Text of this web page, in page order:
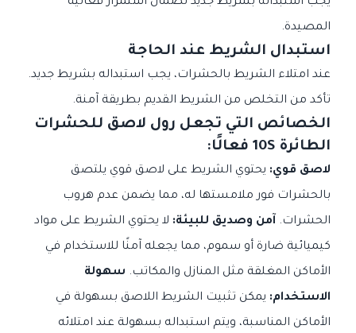
المصيدة.
استبدال الشريط عند الحاجة
عند امتلاء الشريط بالحشرات، يجب استبداله بشريط جديد.
تأكد من التخلص من الشريط القديم بطريقة آمنة.
الخصائص التي تجعل رول لاصق للحشرات
الطائرة 10S فعالًا:
لاصق قوي: يحتوي الشريط على لاصق قوي يلتصق
بالحشرات فور ملامستها له، مما يضمن عدم هروب
الحشرات. آمن وصديق للبيئة: لا يحتوي الشريط على مواد
كيميائية ضارة أو سموم، مما يجعله آمنًا للاستخدام في
الأماكن المغلقة مثل المنازل والمكاتب. سهولة
الاستخدام: يمكن تثبيت الشريط اللاصق بسهولة في
الأماكن المناسبة، ويتم استبداله بسهولة عند امتلائه